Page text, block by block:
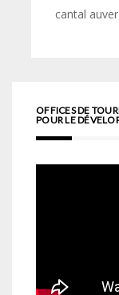
cantal
OFFICES DE
POUR LE